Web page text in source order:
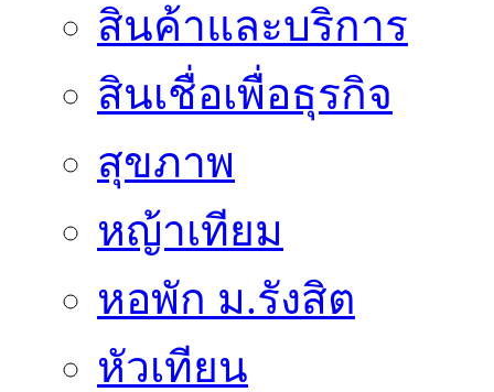
สินค้าและบริการ
สินเชื่อเพื่อธุรกิจ
สุขภาพ
หญ้าเทียม
หอพัก ม.รังสิต
หัวเทียน